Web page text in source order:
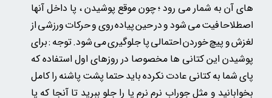
های آن به شمار می رود ؛ چون موقع پوشیدن ، پا داخل آنها
اصطلاحا فیت می شود و در حین پیاده روی و حرکات ورزشی از
لغزش و پیچ خوردن احتمالی پا جلوگیری می شود. توجه : برای
پوشیدن این کتانی ها مخصوصا در روزهای اول استفاده که
پای شما به کتانی عادت نکرده باید حتما پشت پاشنه را کامل
بخوابانید و مثل جوراب نرم نرم پا را جلو ببرید تا آنجا که پا